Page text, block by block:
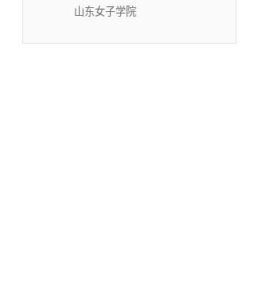
山东女子学院